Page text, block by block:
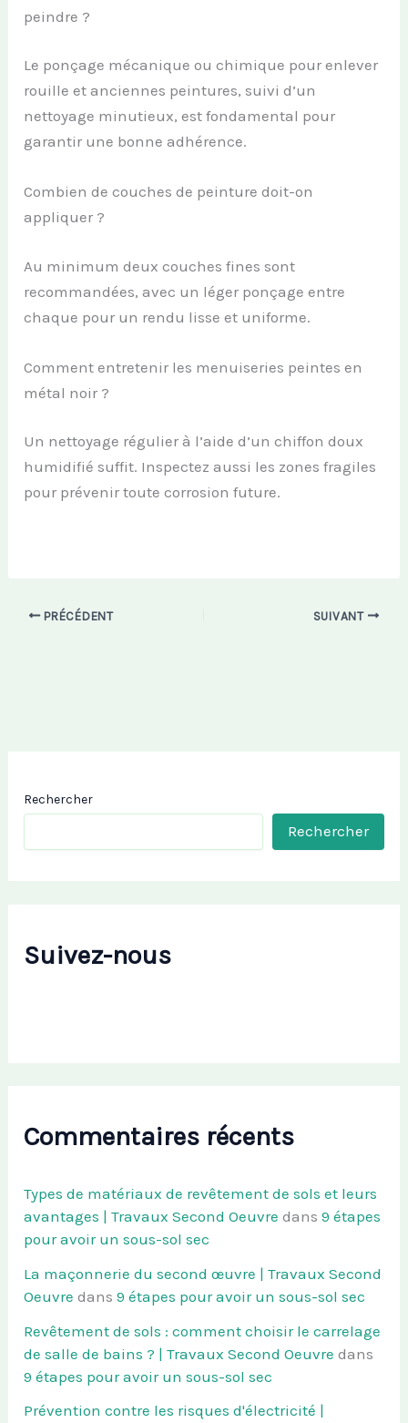
peindre ?
Le ponçage mécanique ou chimique pour enlever
rouille et anciennes peintures, suivi d’un
nettoyage minutieux, est fondamental pour
garantir une bonne adhérence.
Combien de couches de peinture doit-on
appliquer ?
Au minimum deux couches fines sont
recommandées, avec un léger ponçage entre
chaque pour un rendu lisse et uniforme.
Comment entretenir les menuiseries peintes en
métal noir ?
Un nettoyage régulier à l’aide d’un chiffon doux
humidifié suffit. Inspectez aussi les zones fragiles
pour prévenir toute corrosion future.
PRÉCÉDENT SUIVANT
Rechercher
Rechercher
Suivez-nous
Commentaires récents
Types de matériaux de revêtement de sols et leurs
avantages | Travaux Second Oeuvre dans9 étapes
pour avoir un sous-sol sec
La maçonnerie du second œuvre | Travaux Second
Oeuvre dans9 étapes pour avoir un sous-sol sec
Revêtement de sols : comment choisir le carrelage
de salle de bains ? | Travaux Second Oeuvre dans
9 étapes pour avoir un sous-sol sec
Prévention contre les risques d'électricité |